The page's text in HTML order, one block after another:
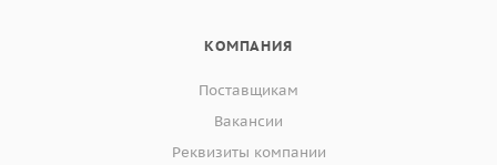
КОМПАНИЯ
Поставщикам
Вакансии
Реквизиты компании